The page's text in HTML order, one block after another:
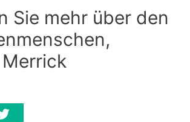
Sie mehr über den